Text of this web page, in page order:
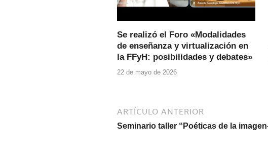
Se realizó el Foro «Modalidades
de enseñanza y virtualización en
la FFyH: posibilidades y debates»
22 de mayo de 2026
ARTÍCULO ANTERIOR
Seminario taller “Poéticas de la